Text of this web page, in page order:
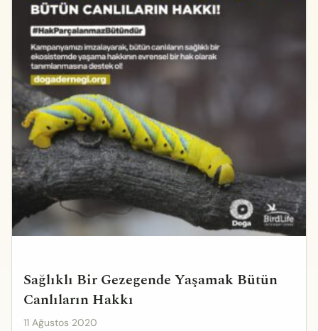
Sağlıklı Bir Gezegende Yaşamak Bütün
Canlıların Hakkı
11 Ağustos 2020